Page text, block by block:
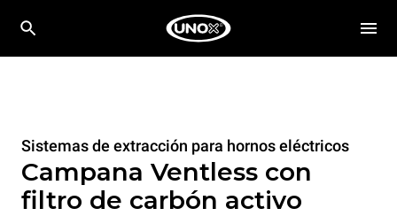
Sistemas de extracción para hornos eléctricos
Campana Ventless con
filtro de carbón activo